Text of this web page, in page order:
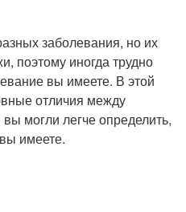
заболевания, но их
поэтому иногда трудно
вы имеете. В этой
отличия между
могли легче определить,
имеете.